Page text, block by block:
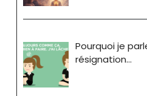
Pourquoi je
résignation…